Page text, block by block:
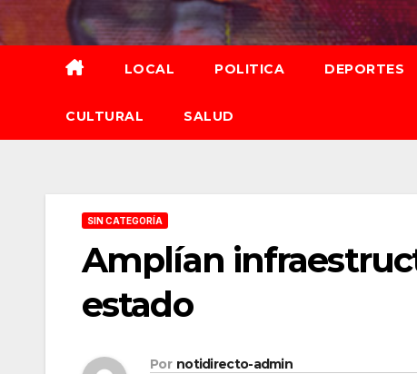
al
contenido
LOCAL POLITICA DEPORTES
CULTURAL SALUD
SIN CATEGORÍA
Amplían
estado
Por notidirecto-admin